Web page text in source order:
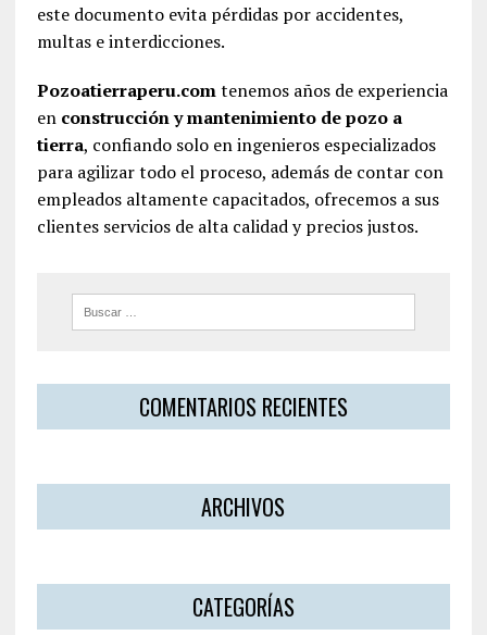
este documento evita pérdidas por accidentes,
multas e interdicciones.
Pozoatierraperu.comtenemos años de experiencia
en construcción y mantenimiento de pozo a
tierra, confiando solo en ingenieros especializados
para agilizar todo el proceso, además de contar con
empleados altamente capacitados, ofrecemos a sus
clientes servicios de alta calidad y precios justos.
COMENTARIOS RECIENTES
ARCHIVOS
CATEGORÍAS